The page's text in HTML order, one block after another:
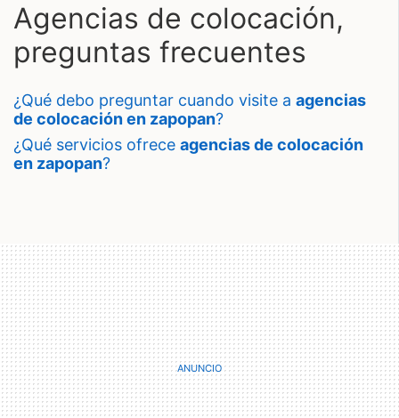
Agencias de colocación,
preguntas frecuentes
¿qué debo preguntar cuando visite a agencias
de colocación en zapopan?
¿qué servicios ofrece agencias de colocación
en zapopan?